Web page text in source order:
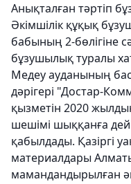
Анықталған тәртіп
Әкімшілік құқық
бабының 2-бөлігіне
бұзушылық туралы
Медеу ауданының
дәрігері "Достар-
қызметін 2020
шешімі шыққанға
қабылдады. Қазіргі
материалдары
мамандандырылған